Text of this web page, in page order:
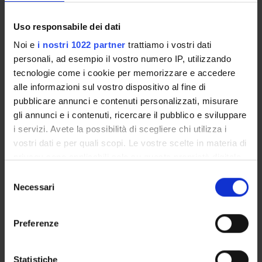
Uso responsabile dei dati
Noi e i nostri 1022 partner trattiamo i vostri dati
personali, ad esempio il vostro numero IP, utilizzando
tecnologie come i cookie per memorizzare e accedere
alle informazioni sul vostro dispositivo al fine di
pubblicare annunci e contenuti personalizzati, misurare
gli annunci e i contenuti, ricercare il pubblico e sviluppare
i servizi. Avete la possibilità di scegliere chi utilizza i
vostri dati e per quali scopi. Le vostre scelte in materia di
modificare o revocare il proprio consenso in qualsiasi
momento dalla Dichiarazione sui cookie o facendo clic
raccogliere informazioni sulla tua posizione
delNecessari
Preferenze
Statistiche
Syllabus:EUROPA - Progetti Europei
PROJECT PARTICIPANTS
Nicola Bombieri
Full Professor
Giuseppe Di Guglielmo